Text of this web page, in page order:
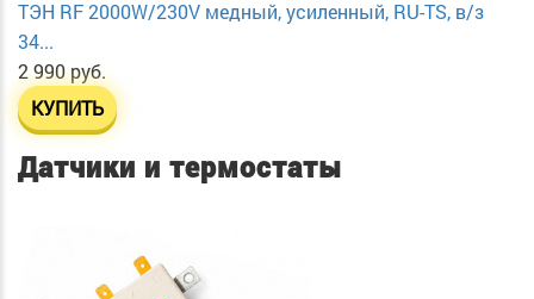
ТЭН RF 2000W/230V медный, усиленный, RU-TS, в/з
34...
2 990 руб.
КУПИТЬ
Датчики и термостаты